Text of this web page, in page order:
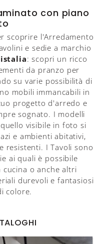
con piano
scoprire l'Arredamento
e sedie a marchio
: scopri un ricco
da pranzo per
su varie possibilità di
mobili immancabili in
progetto d'arredo e
sognato. I modelli
visibile in foto si
e ambienti abitativi,
resistenti. I Tavoli sono
ai quali è possibile
cucina o anche altri
durevoli e fantasiosi
colore.